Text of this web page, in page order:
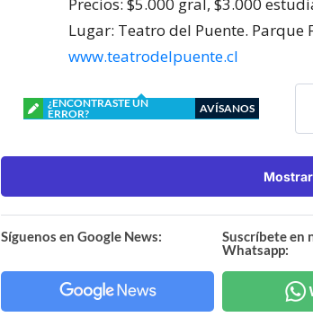
Lugar: Teatro del Puente. Parque
www.teatrodelpuente.cl
¿ENCONTRASTE UN
ERROR?
AVÍSANOS
Síguenos en Google News:
Suscríbete en
Whatsapp: